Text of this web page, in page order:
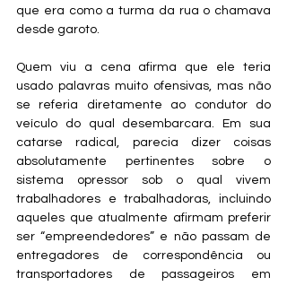
que era como a turma da rua o chamava
desde garoto.
Quem viu a cena afirma que ele teria
usado palavras muito ofensivas, mas não
se referia diretamente ao condutor do
veículo do qual desembarcara. Em sua
catarse radical, parecia dizer coisas
absolutamente pertinentes sobre o
sistema opressor sob o qual vivem
trabalhadores e trabalhadoras, incluindo
aqueles que atualmente afirmam preferir
ser “empreendedores” e não passam de
entregadores de correspondência ou
transportadores de passageiros em